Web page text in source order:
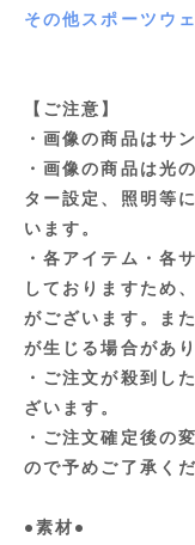
その他スポーツウ
【ご注意】
・画像の商品はサ
・画像の商品は光
ター設定、照明等
います。
・各アイテム・各
しておりますため
がございます。ま
が生じる場合があ
・ご注文が殺到し
ざいます。
・ご注文確定後の
ので予めご了承くだ
●素材●